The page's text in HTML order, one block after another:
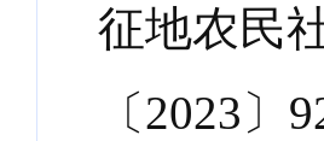
征地农民
〔2023 〕